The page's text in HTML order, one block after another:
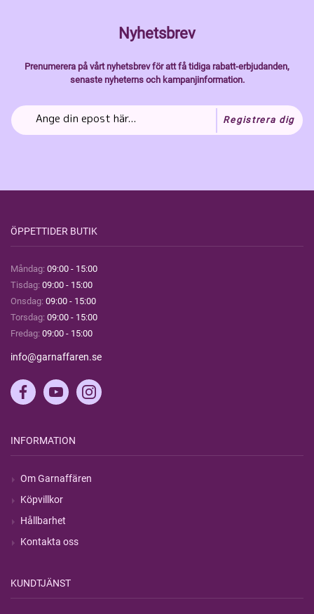
Nyhetsbrev
Prenumerera på vårt nyhetsbrev för att få tidiga rabatt-erbjudanden,
senaste nyheterns och kampanjinformation.
Registrera dig
ÖPPETTIDER BUTIK
Måndag: 09:00 - 15:00
Tisdag: 09:00 - 15:00
Onsdag: 09:00 - 15:00
Torsdag: 09:00 - 15:00
Fredag: 09:00 - 15:00
info@garnaffaren.se
INFORMATION
Om Garnaffären
Köpvillkor
Hållbarhet
Kontakta oss
KUNDTJÄNST